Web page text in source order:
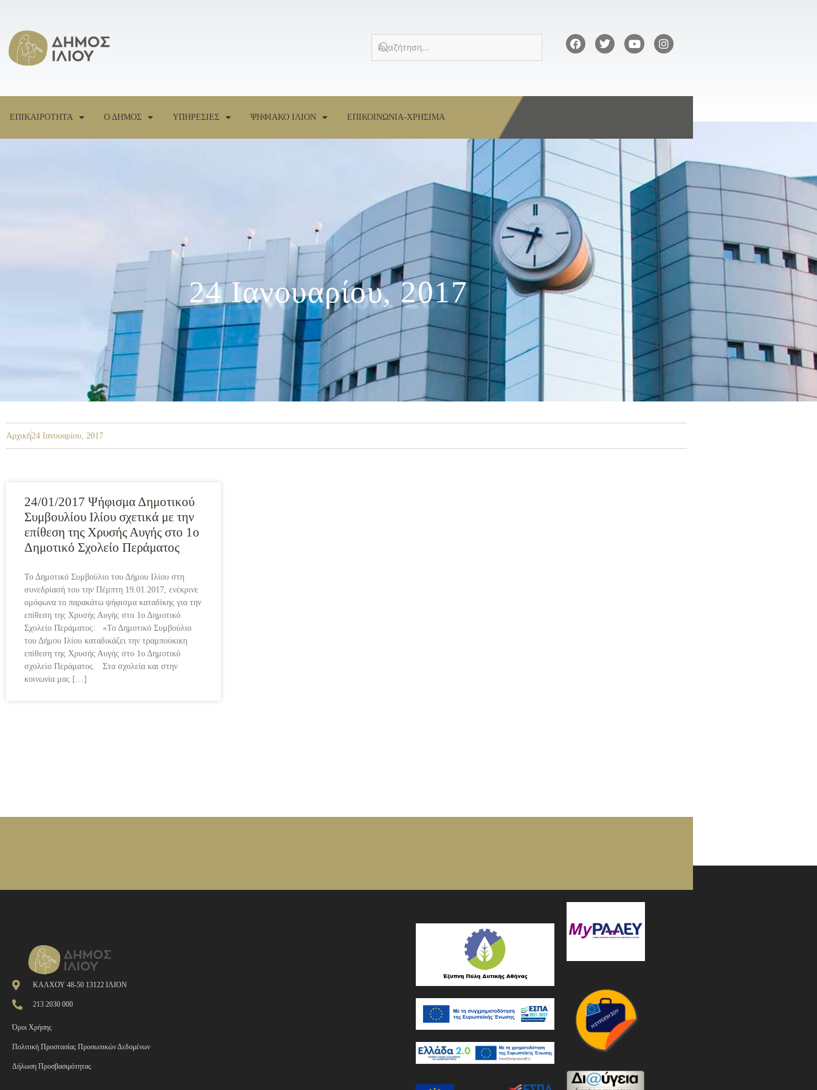
ΕΠΙΚΑΙΡΟΤΗΤΑ Ο ΔΗΜΟΣ ΥΠΗΡΕΣΙΕΣ ΨΗΦΙΑΚΟ ΙΛΙΟΝ ΕΠΙΚΟΙΝΩΝΙΑ-ΧΡΗΣΙΜΑ
24 Ιανουαρίου, 2017
Αρχική24 Ιανουαρίου, 2017
24/01/2017 Ψήφισμα Δημοτικού
Συμβουλίου Ιλίου σχετικά με την
επίθεση της Χρυσής Αυγής στο 1ο
Δημοτικό Σχολείο Περάματος
Το Δημοτικό Συμβούλιο του Δήμου Ιλίου στη
συνεδρίασή του την Πέμπτη 19.01.2017, ενέκρινε
ομόφωνα το παρακάτω ψήφισμα καταδίκης για την
επίθεση της Χρυσής Αυγής στο 1ο Δημοτικό
Σχολείο Περάματος: «Το Δημοτικό Συμβούλιο
του Δήμου Ιλίου καταδικάζει την τραμπούκικη
επίθεση της Χρυσής Αυγής στο 1ο Δημοτικό
σχολείο Περάματος. Στα σχολεία και στην
κοινωνία μας […]
ΚΑΛΧΟΥ 48-50 13122 ΙΛΙΟΝ
213 2030 000
Όροι Χρήσης
Πολιτική Προστασίας Προσωπικών Δεδομένων
Δήλωση Προσβασιμότητας